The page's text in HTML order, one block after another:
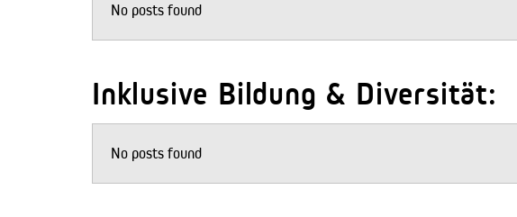
No posts found
Inklusive Bildung & Diversität:
No posts found